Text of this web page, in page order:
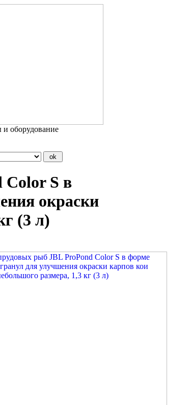
оборудование
S в
окраски
(3 л)